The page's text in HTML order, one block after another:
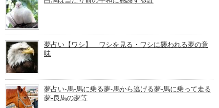
夢占い【ワシ】 ワシを見る・ワシに襲われる夢の意
味
夢占い-馬-馬に乗る夢-馬から逃げる夢-馬に乗って走る
夢-良馬の夢等